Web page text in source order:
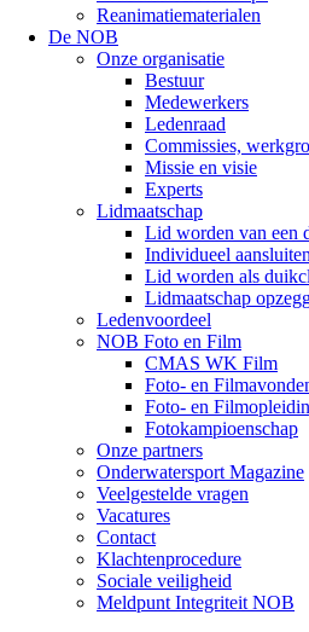
Reanimatiematerialen
De NOB
Onze organisatie
Bestuur
Medewerkers
Ledenraad
Commissies,
Missie en visie
Experts
Lidmaatschap
Lid worden van een
Individueel
Lid worden als
Lidmaatschap
Ledenvoordeel
NOB Foto en Film
CMAS WK Film
Foto- en
Foto- en
Fotokampioenschap
Onze partners
Onderwatersport Magazine
Veelgestelde vragen
Vacatures
Contact
Klachtenprocedure
Sociale veiligheid
Meldpunt Integriteit NOB